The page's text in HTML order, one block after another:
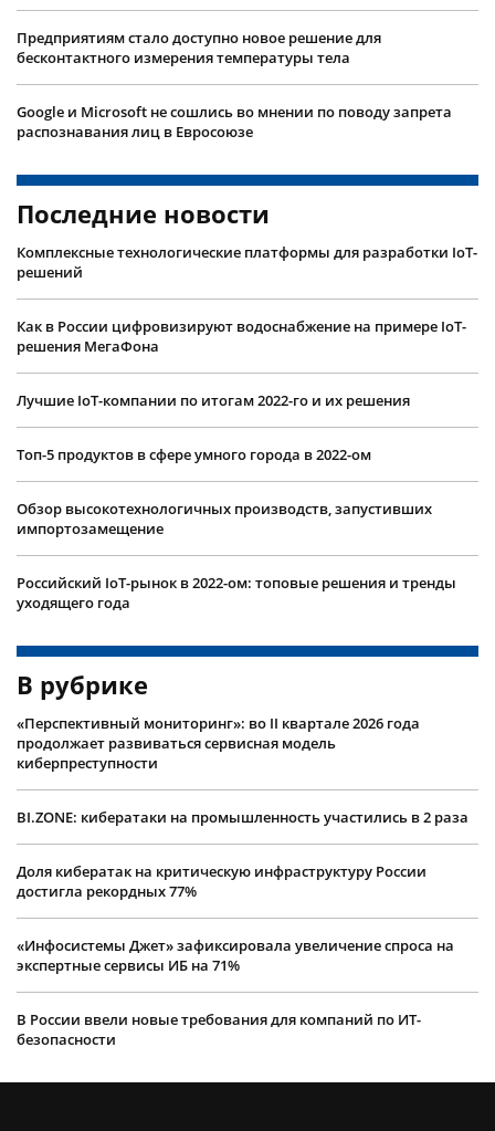
Предприятиям стало доступно новое решение для
бесконтактного измерения температуры тела
Google и Microsoft не сошлись во мнении по поводу запрета
распознавания лиц в Евросоюзе
Последние новости
Комплексные технологические платформы для разработки IoT-
решений
Как в России цифровизируют водоснабжение на примере IoT-
решения МегаФона
Лучшие IoT-компании по итогам 2022-го и их решения
Топ-5 продуктов в сфере умного города в 2022-ом
Обзор высокотехнологичных производств, запустивших
импортозамещение
Российский IoT-рынок в 2022-ом: топовые решения и тренды
уходящего года
В рубрике
«Перспективный мониторинг»: во II квартале 2026 года
продолжает развиваться сервисная модель
киберпреступности
BI.ZONE: кибератаки на промышленность участились в 2 раза
Доля кибератак на критическую инфраструктуру России
достигла рекордных 77%
«Инфосистемы Джет» зафиксировала увеличение спроса на
экспертные сервисы ИБ на 71%
В России ввели новые требования для компаний по ИТ-
безопасности